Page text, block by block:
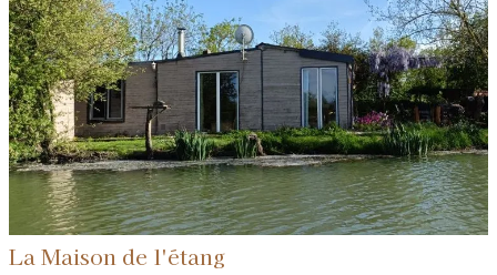
La Maison de l'étang